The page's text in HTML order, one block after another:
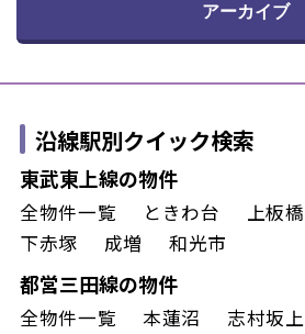
アーカイブ
沿線駅別クイック検索
東武東上線の物件
全物件一覧 ときわ台 上板橋
下赤塚
成増 和光市
都営三田線の物件
全物件一覧 本蓮沼 志村坂上